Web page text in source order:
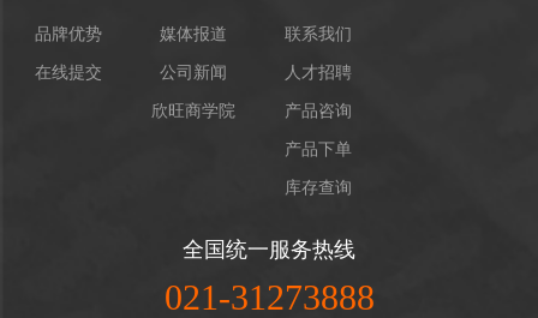
品牌优势
在线提交
媒体报道
公司新闻
欣旺商学院
联系我们
人才招聘
产品咨询
产品下单
库存查询
全国统一服务热线
021-31273888